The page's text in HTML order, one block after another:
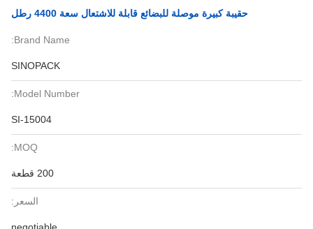
حقيبة كبيرة موصلة للبضائع قابلة للاشتعال سعة 4400 رطل
Brand Name:
SINOPACK
Model Number:
SI-15004
MOQ:
200 قطعة
السعر: